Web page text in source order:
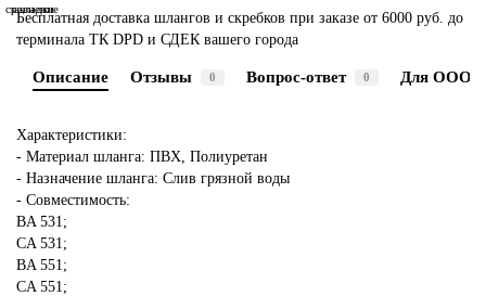
закладки
сравнение
Бесплатная доставка шлангов и скребков при заказе от 6000 руб. до
терминала ТК DPD и СДЕК вашего города
Описание Отзывы 0 Вопрос-ответ 0 Для ООО
Характеристики:
- Материал шланга: ПВХ, Полиуретан
- Назначение шланга: Слив грязной воды
- Совместимость:
BA 531;
CA 531;
BA 551;
CA 551;